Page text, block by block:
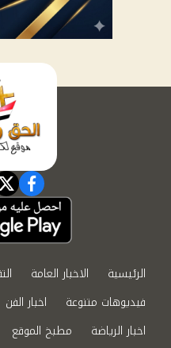
الرئيسية الاخبار العامة
فيديوهات متنوعة
اخبار الفن
اخبار الرياضة
مطبخ الموقع